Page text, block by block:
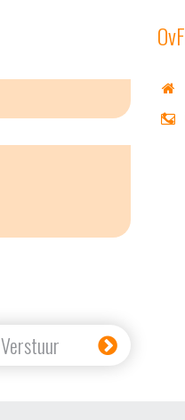
Verstuur